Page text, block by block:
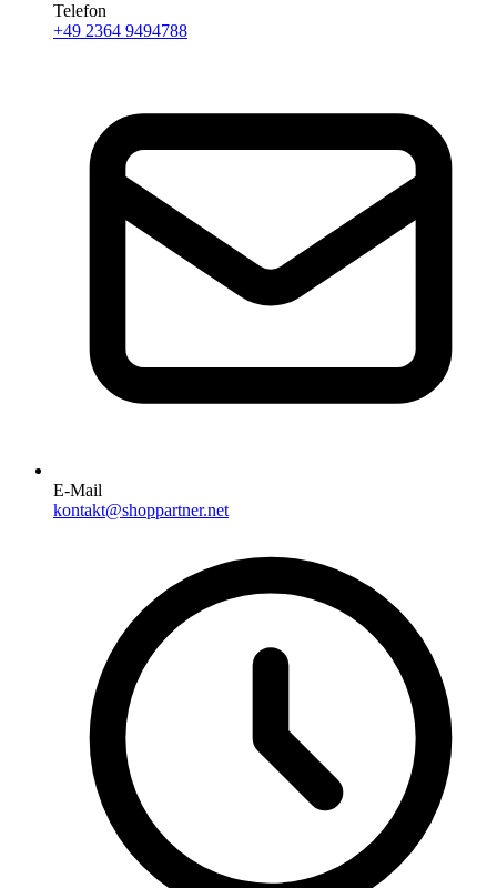
Telefon
+49 2364 9494788
E-Mail
kontakt@shoppartner.net